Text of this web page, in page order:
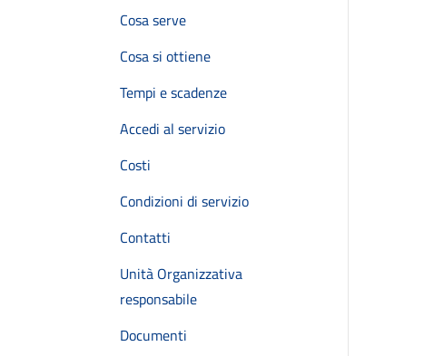
Cosa serve
Cosa si ottiene
Tempi e scadenze
Accedi al servizio
Costi
Condizioni di servizio
Contatti
Unità Organizzativa
responsabile
Documenti